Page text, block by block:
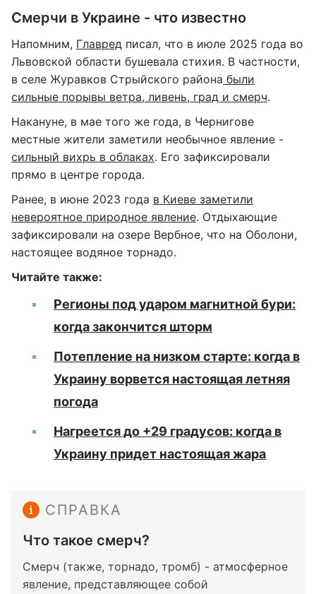
Смерчи в Украине - что известно
Напомним, Главред писал, что в июле 2025 года во
Львовской области бушевала стихия. В частности,
в селе Журавков Стрыйского района были
сильные порывы ветра, ливень, град и смерч.
Накануне, в мае того же года, в Чернигове
местные жители заметили необычное явление -
сильный вихрь в облаках. Его зафиксировали
прямо в центре города.
Ранее, в июне 2023 года в Киеве заметили
невероятное природное явление. Отдыхающие
зафиксировали на озере Вербное, что на Оболони,
настоящее водяное торнадо.
Читайте также:
Регионы под ударом магнитной бури:
когда закончится шторм
Потепление на низком старте: когда в
Украину ворвется настоящая летняя
погода
Нагреется до +29 градусов: когда в
Украину придет настоящая жара
СПРАВКА
Что такое смерч?
Смерч (также, торнадо, тромб) - атмосферное
явление, представляющее собой